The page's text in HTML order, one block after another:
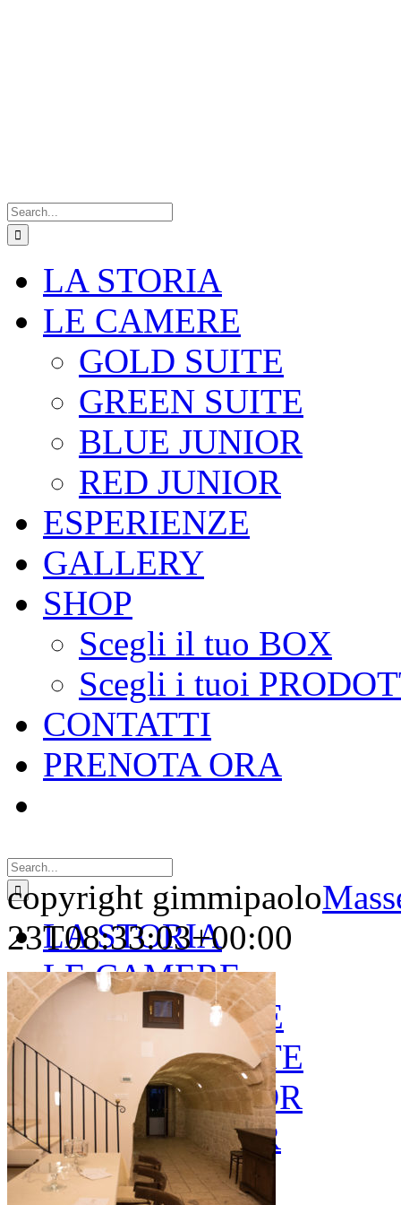
for:
LA STORIA
LE CAMERE
GOLD SUITE
GREEN SUITE
BLUE JUNIOR
RED JUNIOR
ESPERIENZE
GALLERY
SHOP
Scegli il tuo BOX
Scegli i tuoi
CONTATTI
PRENOTA ORA
for:
LA STORIA
LE CAMERE
GOLD SUITE
GREEN SUITE
BLUE JUNIOR
RED JUNIOR
ESPERIENZE
copyright gimmipaolo
23T08:33:03+00:00